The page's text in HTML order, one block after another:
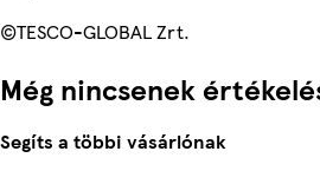
©TESCO-GLOBAL Zrt.
Még nincsenek
Segíts a többi vásárlónak